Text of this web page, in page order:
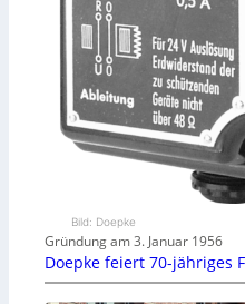
Bild: Doepke
Gründung am 3. Januar 1956
Doepke feiert 70-jähriges